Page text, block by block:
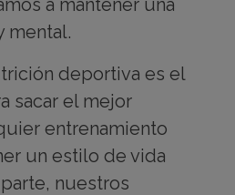
a mantener una
mental.
deportiva es el
sacar el mejor
entrenamiento
un estilo de vida
nuestros